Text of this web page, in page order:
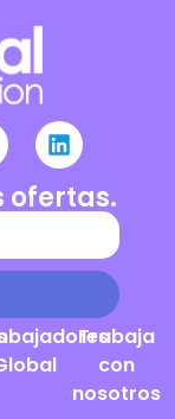
ofertas.
Trabaja
con
nosotros